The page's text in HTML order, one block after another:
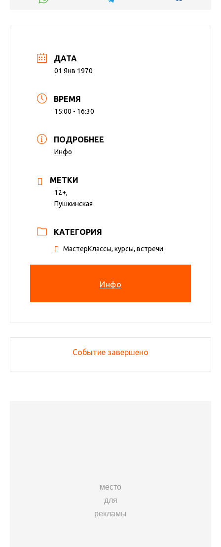
ДАТА
01 Янв 1970
ВРЕМЯ
15:00 - 16:30
ПОДРОБНЕЕ
Инфо
МЕТКИ
12+,
Пушкинская
КАТЕГОРИЯ
МастерКлассы, курсы, встречи
Инфо
Событие завершено
место
для
рекламы